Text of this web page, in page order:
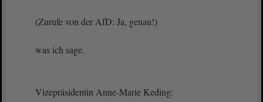
(Zurufe von der AfD: Ja, genau!)
was ich sage.
Vizepräsidentin Anne-Marie Keding: